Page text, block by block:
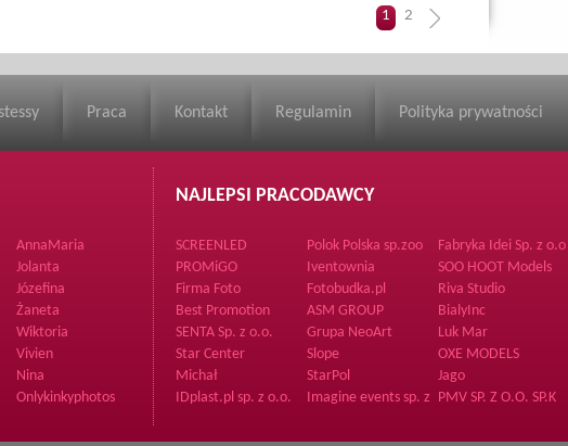
1 2
Praca Kontakt Regulamin Polityka prywatności
AnnaMaria
Jolanta
Józefina
Żaneta
Wiktoria
Vivien
Nina
Onlykinkyphotos
NAJLEPSI PRACODAWCY
SCREENLED Polok Polska sp.zoo Fabryka Idei Sp. z o.o
PROMiGO
Iventownia SOO HOOT Models
Firma Foto
Fotobudka.pl Riva Studio
Best Promotion
ASM GROUP BialyInc
SENTA Sp. z o.o.
Grupa NeoArt Luk Mar
Star Center
Slope OXE MODELS
Michał
StarPol Jago
IDplast.pl sp. z o.o.
Imagine events sp. z PMV SP. Z O.O. SP.K